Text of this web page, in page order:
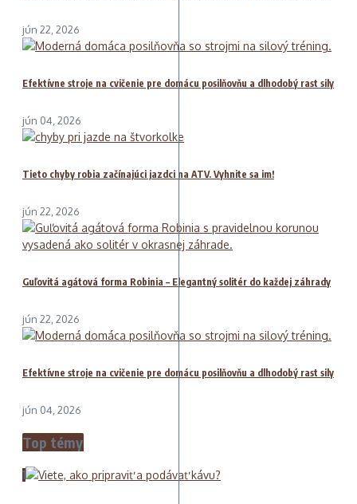
jún 22, 2026
Efektívne stroje na cvičenie pre domácu posilňovňu a dlhodobý rast sily
jún 04, 2026
Tieto chyby robia začínajúci jazdci na ATV. Vyhnite sa im!
jún 22, 2026
Guľovitá agátová forma Robinia – Elegantný solitér do každej záhrady
jún 22, 2026
Efektívne stroje na cvičenie pre domácu posilňovňu a dlhodobý rast sily
jún 04, 2026
Top témy
1